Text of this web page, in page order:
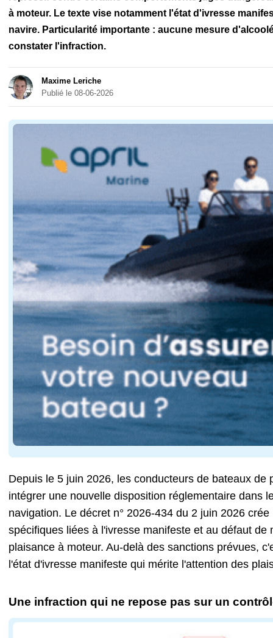
à moteur. Le texte vise notamment l'état d'ivresse
navire. Particularité importante : aucune mesure
constater l'infraction.
Maxime Leriche
Publié le 08-06-2026
Depuis le 5 juin 2026, les conducteurs de bateaux de
intégrer une nouvelle disposition réglementaire dans
navigation. Le décret n° 2026-434 du 2 juin 2026
spécifiques liées à l'ivresse manifeste et au défaut de
plaisance à moteur. Au-delà des sanctions prévues,
l'état d'ivresse manifeste qui mérite l'attention des
Une infraction qui ne repose pas sur un